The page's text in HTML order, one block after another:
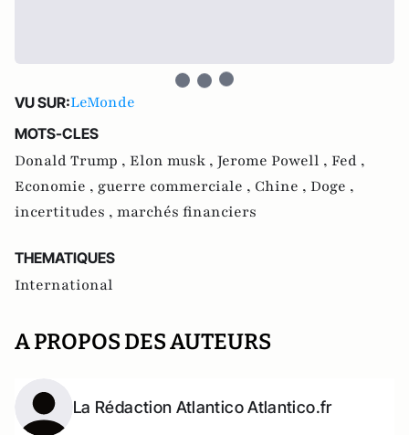
VU SUR:LeMonde
MOTS-CLES
Donald Trump , Elon musk , Jerome Powell , Fed ,
Economie , guerre commerciale , Chine , Doge ,
incertitudes , marchés financiers
THEMATIQUES
International
A PROPOS DES AUTEURS
La Rédaction Atlantico Atlantico.fr